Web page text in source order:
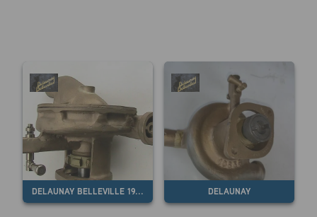
DELAUNAY BELLEVILLE 19... DELAUNAY